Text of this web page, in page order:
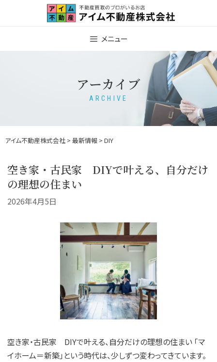
メニュー
アーカイブ
ARCHIVE
アイム不動産株式会社 > 最新情報 > DIY
空き家・古民家 DIYで叶える、自分だけ
の理想の住まい
2026年4月5日
空き家・古民家 DIYで叶える、自分だけの理想の住まい 「マ
イホーム＝新築」という時代は、少しずつ変わってきています。